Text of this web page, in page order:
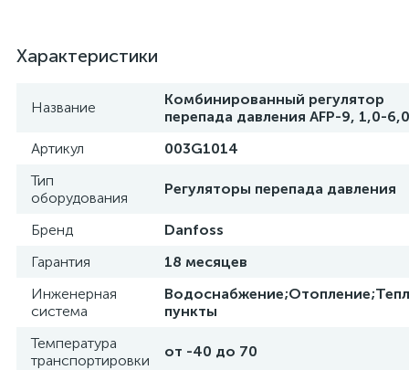
Характеристики
Название
Комбинированный регулятор
перепада давления AFP-9, 1,0-6,0
Артикул
003G1014
Тип
оборудования
Регуляторы перепада давления
Бренд
Danfoss
Гарантия
18 месяцев
Инженерная
система
пункты
Температура
транспортировки
от -40 до 70